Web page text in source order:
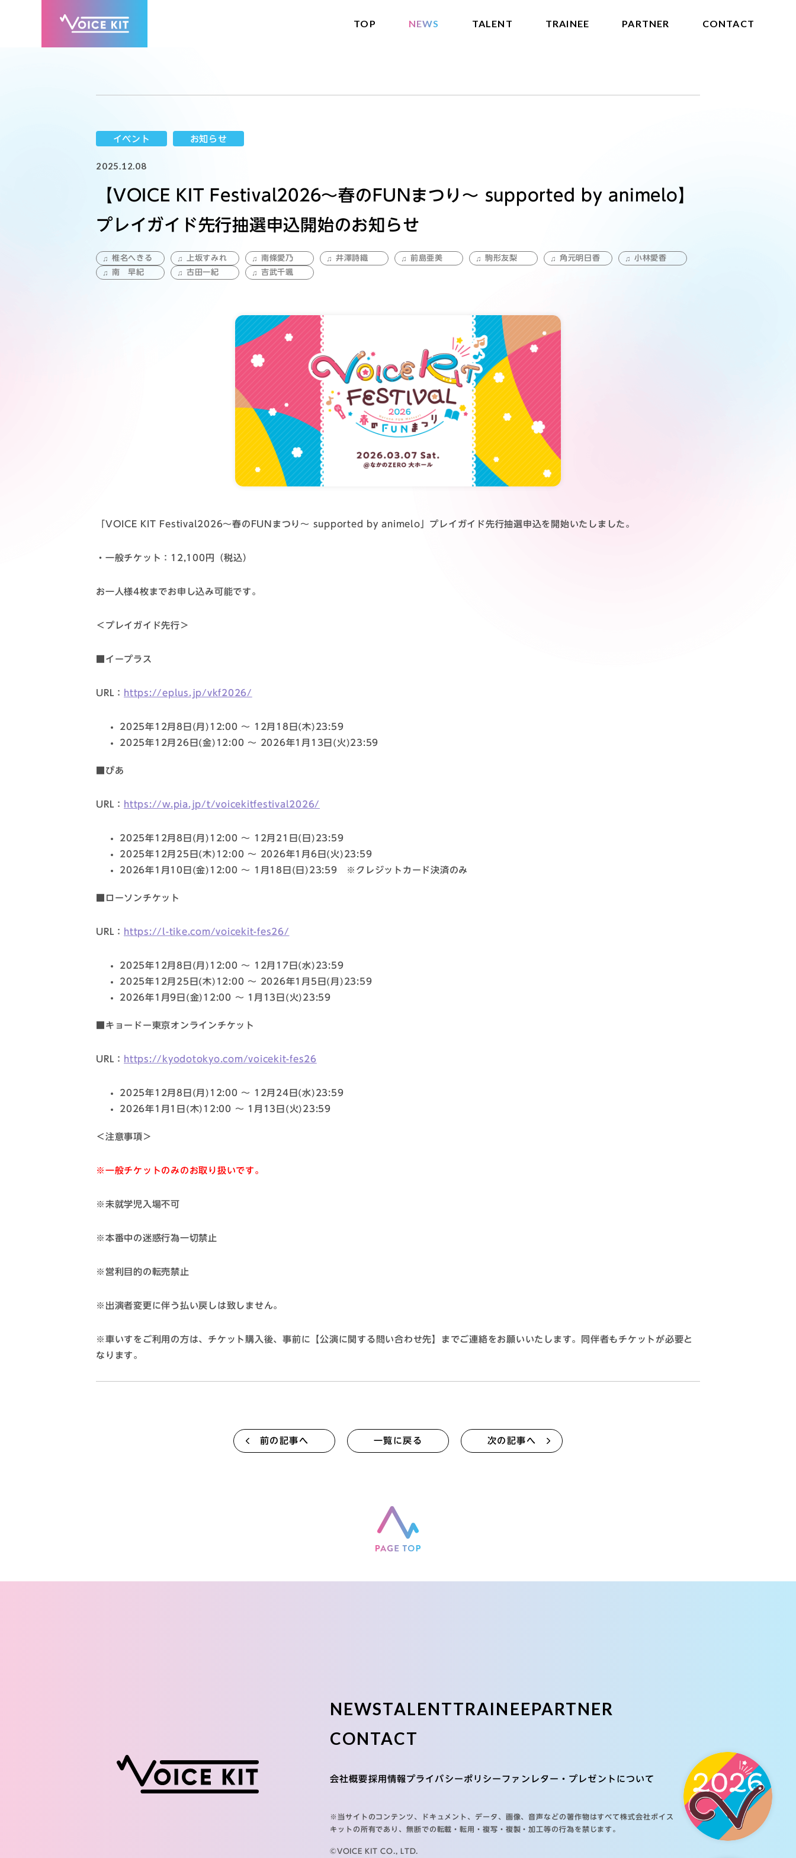
TOP NEWS TALENT TRAINEE PARTNER CONTACT
イベント お知らせ
2025.12.08
【VOICE KIT Festival2026～春のFUNまつり～ supported by animelo】
プレイガイド先行抽選申込開始のお知らせ
椎名へきる 上坂すみれ 南條愛乃 井澤詩織 前島亜美 駒形友梨 角元明日香
小林愛香
南 早紀
古田一紀 吉武千颯
「VOICE KIT Festival2026～春のFUNまつり～ supported by animelo」プレイガイド先行抽選申込を開始いたしました。
・一般チケット：12,100円（税込）
お一人様4枚までお申し込み可能です。
＜プレイガイド先行＞
■イープラス
URL： https://eplus.jp/vkf2026/
2025年12月8日(月)12:00 〜 12月18日(木)23:59
2025年12月26日(金)12:00 〜 2026年1月13日(火)23:59
■ぴあ
URL： https://w.pia.jp/t/voicekitfestival2026/
2025年12月8日(月)12:00 〜 12月21日(日)23:59
2025年12月25日(木)12:00 〜 2026年1月6日(火)23:59
2026年1月10日(金)12:00 〜 1月18日(日)23:59 ※クレジットカード決済のみ
■ローソンチケット
URL： https://l-tike.com/voicekit-fes26/
2025年12月8日(月)12:00 〜 12月17日(水)23:59
2025年12月25日(木)12:00 〜 2026年1月5日(月)23:59
2026年1月9日(金)12:00 〜 1月13日(火)23:59
■キョードー東京オンラインチケット
URL： https://kyodotokyo.com/voicekit-fes26
2025年12月8日(月)12:00 〜 12月24日(水)23:59
2026年1月1日(木)12:00 〜 1月13日(火)23:59
＜注意事項＞
※一般チケットのみのお取り扱いです。
※未就学児入場不可
※本番中の迷惑行為一切禁止
※営利目的の転売禁止
※出演者変更に伴う払い戻しは致しません。
※車いすをご利用の方は、チケット購入後、事前に【公演に関する問い合わせ先】までご連絡をお願いいたします。同伴者もチケットが必要と
なります。
前の記事へ 一覧に戻る 次の記事へ
NEWSTALENTTRAINEEPARTNER
CONTACT
会社概要採用情報プライバシーポリシー ファンレター・プレゼントについて
※当サイトのコンテンツ、ドキュメント、データ、画像、音声などの著作物はすべて株式会社ボイス
キットの所有であり、無断での転載・転用・複写・複製・加工等の行為を禁じます。
©VOICE KIT CO., LTD.